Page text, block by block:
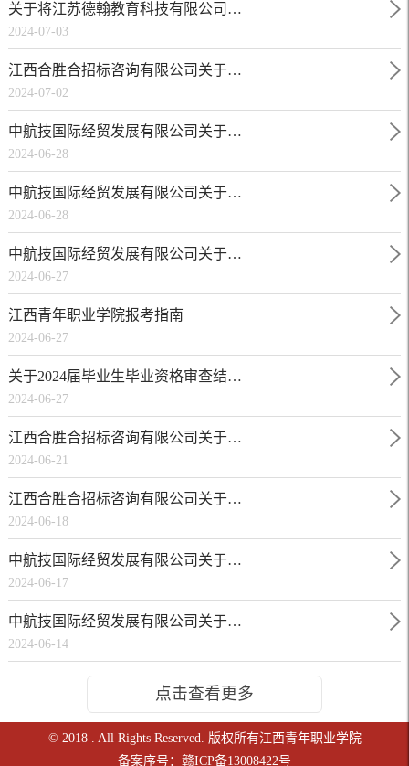
关于将江苏德翰教育科技有限公司…
2024-07-03
江西合胜合招标咨询有限公司关于…
2024-07-02
中航技国际经贸发展有限公司关于…
2024-06-28
中航技国际经贸发展有限公司关于…
2024-06-28
中航技国际经贸发展有限公司关于…
2024-06-27
江西青年职业学院报考指南
2024-06-27
关于2024届毕业生毕业资格审查结…
2024-06-27
江西合胜合招标咨询有限公司关于…
2024-06-21
江西合胜合招标咨询有限公司关于…
2024-06-18
中航技国际经贸发展有限公司关于…
2024-06-17
中航技国际经贸发展有限公司关于…
2024-06-14
点击查看更多
© 2018 . All Rights Reserved. 版权所有江西青年职业学院
备案序号：赣ICP备13008422号